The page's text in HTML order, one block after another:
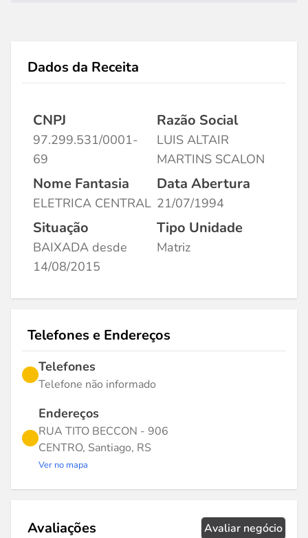
Dados da Receita
CNPJ
97.299.531/0001-
69
Razão Social
LUIS ALTAIR
MARTINS SCALON
Nome Fantasia
ELETRICA CENTRAL
Data Abertura
21/07/1994
Situação
BAIXADA desde
14/08/2015
Tipo Unidade
Matriz
Telefones e Endereços
Telefones
Telefone não informado
Endereços
RUA TITO BECCON - 906
CENTRO, Santiago, RS
Ver no mapa
Avaliações Avaliar negócio